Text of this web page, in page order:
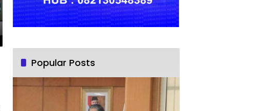
Popular Posts